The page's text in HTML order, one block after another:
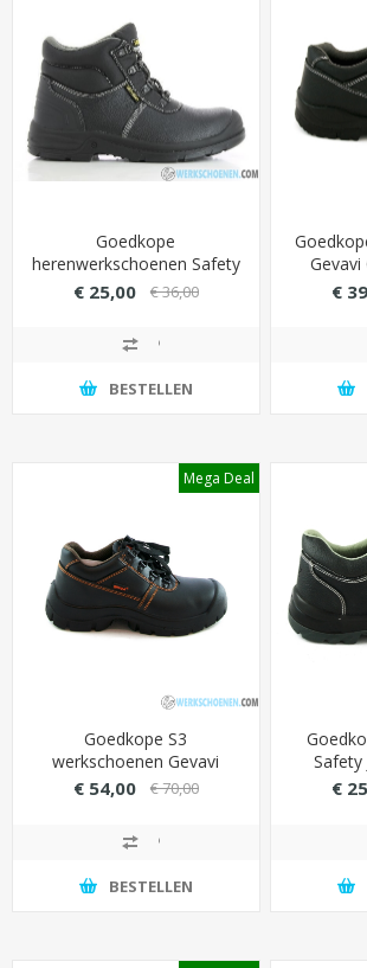
Goedkope
herenwerkschoenen Safety
Jogger S3 Bestboy hoog
€ 25,00 € 36,00
BESTELLEN
Gevavi
€
Mega Deal
Goedkope S3
werkschoenen Gevavi
GS11 low met anatomisch
€ 54,00 € 70,00
BESTELLEN
Safety
Bestrun
€